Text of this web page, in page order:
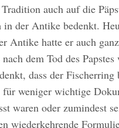
auch auf die
der Antike bedenkt.
Antike hatte er auch
dem Tod des
dass der Fischerring
weniger wichtige
waren oder zumindest
wiederkehrende